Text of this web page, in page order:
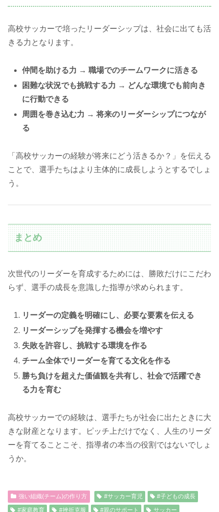
高校サッカーで培ったリーダーシップは、社会に出ても活
きる力となります。
仲間を助ける力 → 職場でのチームワークに活きる
困難な状況でも挑戦する力 → どんな環境でも前向き
に行動できる
周囲を巻き込む力 → 将来のリーダーシップにつなが
る
「高校サッカーの経験が将来にどう活きるか？」を伝える
ことで、選手たちはより主体的に成長しようとするでしょ
う。
まとめ
次世代のリーダーを育成するためには、勝敗だけにこだわ
らず、選手の成長を意識した指導が求められます。
リーダーの定義を明確にし、必要な要素を伝える
リーダーシップを発揮する機会を増やす
失敗を許容し、挑戦する環境を作る
チーム全体でリーダーを育てる文化を作る
勝ち負けを超えた価値観を共有し、社会で活躍でき
る力を育む
高校サッカーでの経験は、選手たちが社会に出たときに大
きな財産となります。ピッチ上だけでなく、人生のリーダ
ーを育てることこそ、指導者の本当の役割ではないでしょ
うか。
強い組織(チーム)の作り方 #サッカー育児
#子どもの成長
#家庭教育
#挫折克服 #親のサポート サッカー